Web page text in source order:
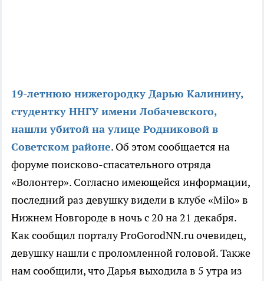
19-летнюю нижегородку Дарью Калинину,
студентку ННГУ имени Лобачевского,
нашли убитой на улице Родниковой в
Советском районе. Об этом сообщается на
форуме поисково-спасательного отряда
«Волонтер». Согласно имеющейся информации,
последний раз девушку видели в клубе «Milo» в
Нижнем Новгороде в ночь с 20 на 21 декабря.
Как сообщил порталу ProGorodNN.ru очевидец,
девушку нашли с проломленной головой. Также
нам сообщили, что Дарья выходила в 5 утра из